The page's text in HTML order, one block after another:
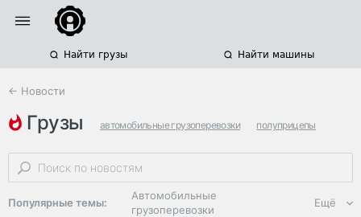
Найти грузы Найти машины
← Новости
грузы автомобильные грузоперевозки полуприцепы
программное обеспечение
Популярные темы:
Автомобильные
грузоперевозки
Ещё